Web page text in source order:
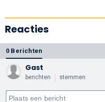
Reacties
0 Berichten
Gast
berichten stemmen